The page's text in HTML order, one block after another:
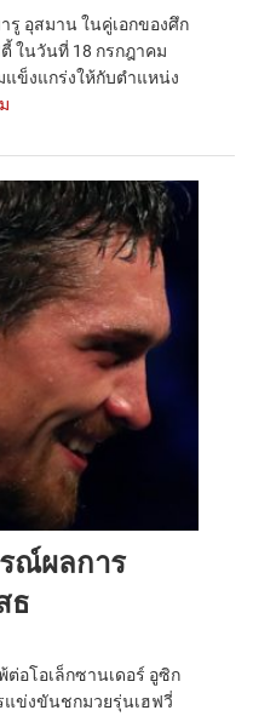
รู อุสมาน ในคู่เอกของศึก
ในวันที่ 18 กรกฎาคม
แข็งแกร่งให้กับตำแหน่ง
รณ์ผลการ
ธ
ต่อโอเล็กซานเดอร์ อูซิก
แข่งขันชกมวยรุ่นเฮฟวี่